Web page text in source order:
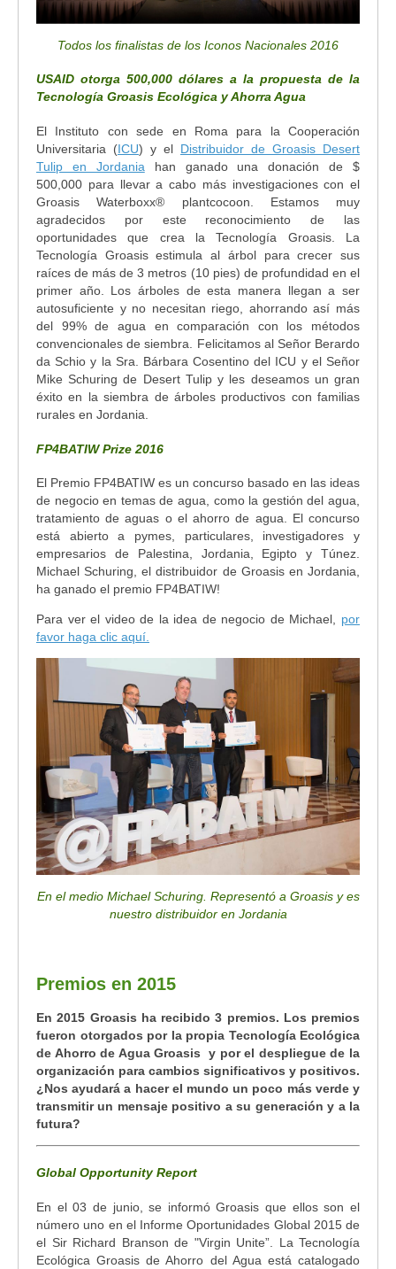
Todos los finalistas de los Iconos Nacionales 2016
USAID otorga 500,000 dólares a la propuesta de la
Tecnología Groasis Ecológica y Ahorra Agua
El Instituto con sede en Roma para la Cooperación
Universitaria (ICU) y el Distribuidor de Groasis Desert
Tulip en Jordania han ganado una donación de $
500,000 para llevar a cabo más investigaciones con el
Groasis Waterboxx® plantcocoon. Estamos muy
agradecidos por este reconocimiento de las
oportunidades que crea la Tecnología Groasis. La
Tecnología Groasis estimula al árbol para crecer sus
raíces de más de 3 metros (10 pies) de profundidad en el
primer año. Los árboles de esta manera llegan a ser
autosuficiente y no necesitan riego, ahorrando así más
del 99% de agua en comparación con los métodos
convencionales de siembra. Felicitamos al Señor Berardo
da Schio y la Sra. Bárbara Cosentino del ICU y el Señor
Mike Schuring de Desert Tulip y les deseamos un gran
éxito en la siembra de árboles productivos con familias
rurales en Jordania.
FP4BATIW Prize 2016
El Premio FP4BATIW es un concurso basado en las ideas
de negocio en temas de agua, como la gestión del agua,
tratamiento de aguas o el ahorro de agua. El concurso
está abierto a pymes, particulares, investigadores y
empresarios de Palestina, Jordania, Egipto y Túnez.
Michael Schuring, el distribuidor de Groasis en Jordania,
ha ganado el premio FP4BATIW!
Para ver el video de la idea de negocio de Michael, por
favor haga clic aquí.
En el medio Michael Schuring. Representó a Groasis y es
nuestro distribuidor en Jordania
Premios en 2015
En 2015 Groasis ha recibido 3 premios. Los premios
fueron otorgados por la propia Tecnología Ecológica
de Ahorro de Agua Groasis y por el despliegue de la
organización para cambios significativos y positivos.
¿Nos ayudará a hacer el mundo un poco más verde y
transmitir un mensaje positivo a su generación y a la
futura?
Global Opportunity Report
En el 03 de junio, se informó Groasis que ellos son el
número uno en el Informe Oportunidades Global 2015 de
el Sir Richard Branson de "Virgin Unite”. La Tecnología
Ecológica Groasis de Ahorro del Agua está catalogado